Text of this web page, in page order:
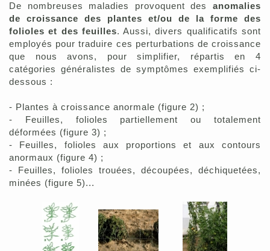
De nombreuses maladies provoquent des anomalies
de croissance des plantes et/ou de la forme des
folioles et des feuilles. Aussi, divers qualificatifs sont
employés pour traduire ces perturbations de croissance
que nous avons, pour simplifier, répartis en 4
catégories généralistes de symptômes exemplifiés ci-
dessous :
- Plantes à croissance anormale (figure 2) ;
- Feuilles, folioles partiellement ou totalement
déformées (figure 3) ;
- Feuilles, folioles aux proportions et aux contours
anormaux (figure 4) ;
- Feuilles, folioles trouées, découpées, déchiquetées,
minées (figure 5)...